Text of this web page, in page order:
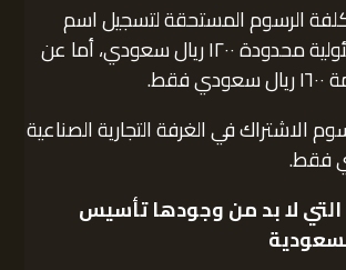
الرسوم المستحقة لتسجيل اسم
الشركة ذات مسئولية محدودة ١٢٠٠ ريال سعودي، أما عن
الاشتراك في الغرفة التجارية الصناعية
لا بد من وجودها تأسيس